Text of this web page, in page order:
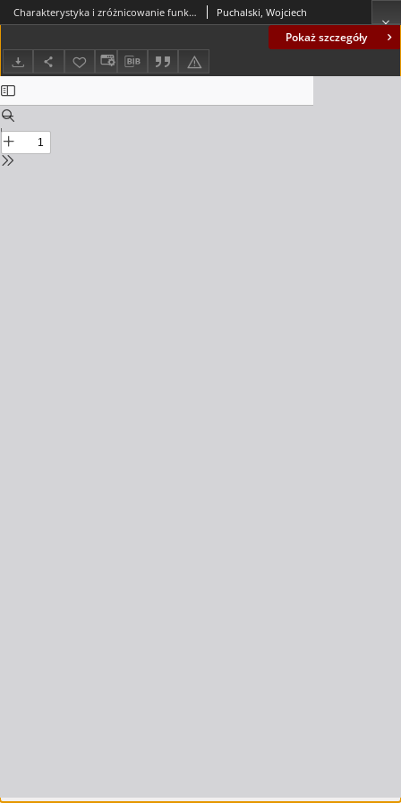
Pokaż szczegóły
Charakterystyka i zróżnicowanie funkcjonalne starorzeczy w dolinach dużych rzek nizinnych = The characteristics and functional diversity of oxbow lakes in large lowland river floodplains Puchalski, Wojciech